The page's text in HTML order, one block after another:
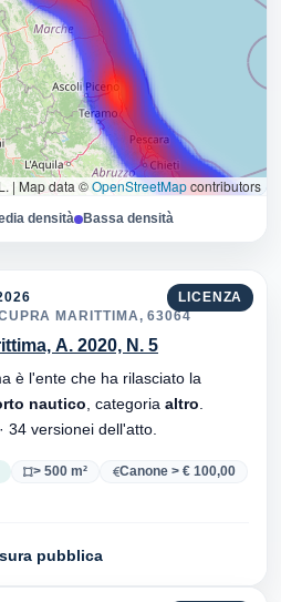
| Map data ©OpenStreetMapcontributors
densità Bassa densità
LICENZA
MARITTIMA, 63064
A. 2020, N. 5
è l'ente che ha rilasciato la
nautico , categoria altro
Aggiornata al 09/08/2026 · 34 versionei dell'atto.
> 500 m²
Canone > € 100,00
pubblica